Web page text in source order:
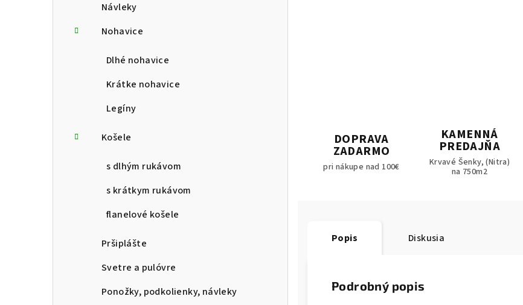
Návleky
Nohavice
Dlhé nohavice
Krátke nohavice
Legíny
Košele
s dlhým rukávom
s krátkym rukávom
flanelové košele
Pršiplášte
Svetre a pulóvre
Ponožky, podkolienky, návleky
DOPRAVA
ZADARMO
pri nákupe nad 100€
KAMENNÁ
PREDAJŇA
Krvavé Šenky, (Nitra)
na 750m2
Popis Diskusia
Podrobný popis